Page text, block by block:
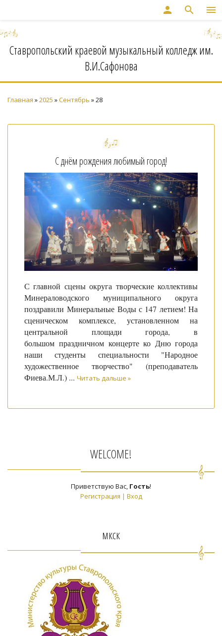
menu
search
person
Ставропольский краевой музыкальный колледж им.
В.И.Сафонова
Главная »2025 »Сентябрь »28
С днём рождения любимый город!
С главной сцены округа творческие коллективы
Минераловодского муниципального округа
поздравили Минеральные Воды с 147 летием! На
сценическом комплексе, установленном на
центральной площади города, в
большом праздничном концерте ко Дню города
наши студенты специальности "Народное
художественное творчество" (преподаватель
Фиева.М.Л.) ... Читать дальше »
WELCOME!
Приветствую Вас, Гость!
Регистрация | Вход
мкск